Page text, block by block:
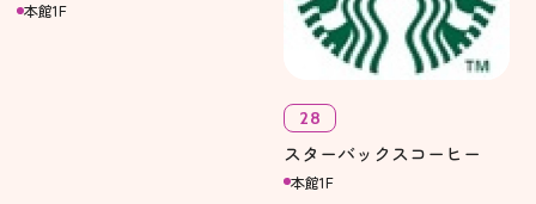
本館1F
28
スターバックスコーヒー
本館1F